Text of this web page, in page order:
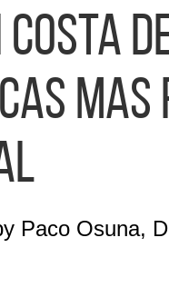
Costa
Paco Osuna,